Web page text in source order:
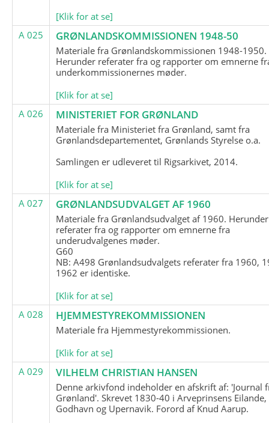
[Klik for at se]
A 025
GRØNLANDSKOMMISSIONEN 1948-50
Materiale fra Grønlandskommissionen 1948-1950.
Herunder referater fra og rapporter om emnerne
underkommissionernes møder.
[Klik for at se]
A 026
MINISTERIET FOR GRØNLAND
Materiale fra Ministeriet fra Grønland, samt fra
Grønlandsdepartementet, Grønlands Styrelse o.a.
Samlingen er udleveret til Rigsarkivet, 2014.
[Klik for at se]
A 027
GRØNLANDSUDVALGET AF 1960
Materiale fra Grønlandsudvalget af 1960. Herunder
referater fra og rapporter om emnerne fra
underudvalgenes møder.
G60
NB: A498 Grønlandsudvalgets referater fra 1960,
1962 er identiske.
[Klik for at se]
A 028
HJEMMESTYREKOMMISSIONEN
Materiale fra Hjemmestyrekommissionen.
[Klik for at se]
A 029
VILHELM CHRISTIAN HANSEN
Denne arkivfond indeholder en afskrift af: 'Journal
Grønland'. Skrevet 1830-40 i Arveprinsens Eilande,
Godhavn og Upernavik. Forord af Knud Aarup.